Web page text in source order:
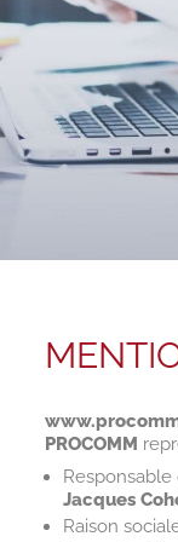
PROCOMM
Jacques
Raison